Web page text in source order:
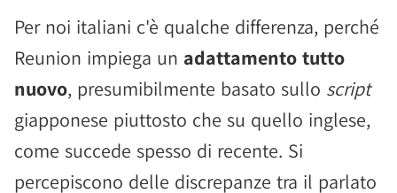
Per noi italiani c'è qualche differenza, perché
Reunion impiega un adattamento tutto
nuovo, presumibilmente basato sullo script
giapponese piuttosto che su quello inglese,
come succede spesso di recente. Si
percepiscono delle discrepanze tra il parlato